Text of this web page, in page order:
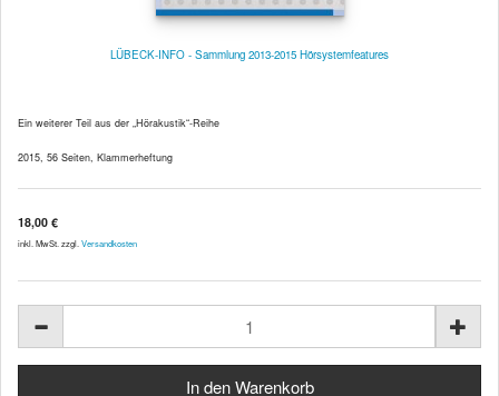
LÜBECK-INFO - Sammlung 2013-2015 Hörsystemfeatures
Ein weiterer Teil aus der „Hörakustik“-Reihe
2015, 56 Seiten, Klammerheftung
18,00 €
inkl. MwSt. zzgl. Versandkosten